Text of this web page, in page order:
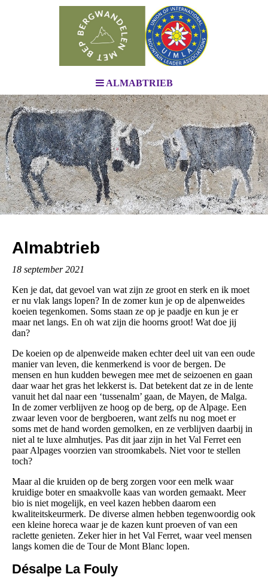
ALMABTRIEB
Almabtrieb
18 september 2021
Ken je dat, dat gevoel van wat zijn ze groot en sterk en ik moet
er nu vlak langs lopen? In de zomer kun je op de alpenweides
koeien tegenkomen. Soms staan ze op je paadje en kun je er
maar net langs. En oh wat zijn die hoorns groot! Wat doe jij
dan?
De koeien op de alpenweide maken echter deel uit van een oude
manier van leven, die kenmerkend is voor de bergen. De
mensen en hun kudden bewegen mee met de seizoenen en gaan
daar waar het gras het lekkerst is. Dat betekent dat ze in de lente
vanuit het dal naar een ‘tussenalm’ gaan, de Mayen, de Malga.
In de zomer verblijven ze hoog op de berg, op de Alpage. Een
zwaar leven voor de bergboeren, want zelfs nu nog moet er
soms met de hand worden gemolken, en ze verblijven daarbij in
niet al te luxe almhutjes. Pas dit jaar zijn in het Val Ferret een
paar Alpages voorzien van stroomkabels. Niet voor te stellen
toch?
Maar al die kruiden op de berg zorgen voor een melk waar
kruidige boter en smaakvolle kaas van worden gemaakt. Meer
bio is niet mogelijk, en veel kazen hebben daarom een
kwaliteitskeurmerk. De diverse almen hebben tegenwoordig ook
een kleine horeca waar je de kazen kunt proeven of van een
raclette genieten. Zeker hier in het Val Ferret, waar veel mensen
langs komen die de Tour de Mont Blanc lopen.
Désalpe La Fouly